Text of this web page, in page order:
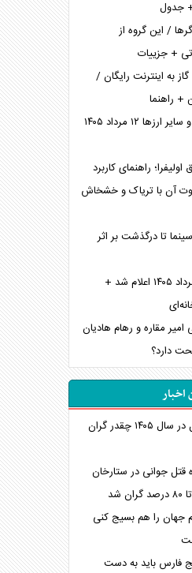
جدول
/ این گروه از
+ جزییات
به اینترنت رایگان /
راهنما
آخرین قیمت دلار، یورو و سایر ارز‌ها ۱۲ مرداد ۱۴۰۵
راهنمای کاربرد
آن با تریاک و خشخاش
تا درگذشت بر اثر
قیمت جدید سایپا ۱۵۱ مرداد ۱۴۰۵ اعلام شد +
امیر مقاره و رهام هادیان
دارد؟
اخبار
قیمت گوشی‌های موبایل در سال ۱۴۰۵ چقدر گران
جهان را هم بسیج کنی
فارس باید به دست